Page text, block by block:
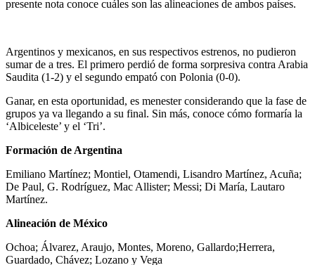
presente nota conoce cuáles son las alineaciones de ambos países.
Argentinos y mexicanos, en sus respectivos estrenos, no pudieron
sumar de a tres. El primero perdió de forma sorpresiva contra Arabia
Saudita (1-2) y el segundo empató con Polonia (0-0).
Ganar, en esta oportunidad, es menester considerando que la fase de
grupos ya va llegando a su final. Sin más, conoce cómo formaría la
‘Albiceleste’ y el ‘Tri’.
Formación de Argentina
Emiliano Martínez; Montiel, Otamendi, Lisandro Martínez, Acuña;
De Paul, G. Rodríguez, Mac Allister; Messi; Di María, Lautaro
Martínez.
Alineación de México
Ochoa; Álvarez, Araujo, Montes, Moreno, Gallardo;Herrera,
Guardado, Chávez; Lozano y Vega